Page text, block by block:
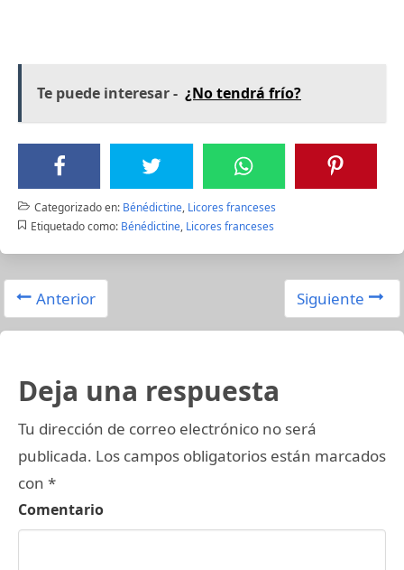
Te puede interesar - ¿No tendrá frío?
Categorizado en: Bénédictine, Licores franceses
Etiquetado como: Bénédictine, Licores franceses
Anterior Siguiente
Deja una respuesta
Tu dirección de correo electrónico no será
publicada. Los campos obligatorios están marcados
con *
Comentario